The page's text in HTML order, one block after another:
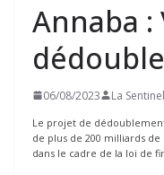
Annaba :
06/08/2023 La
Le projet de
de plus de 200 milliards
dans le cadre de la loi de